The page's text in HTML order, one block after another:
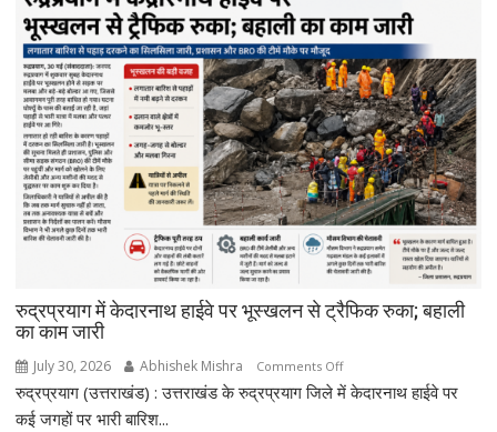
एफएम
का
शुभारंभ,
सीएम
धामी
बोले-
जनजागरूकता
का
सशक्त
माध्यम
बनेगा
रुद्रप्रयाग में केदारनाथ हाईवे पर भूस्खलन से ट्रैफिक रुका; बहाली
का काम जारी
July 30, 2026 Abhishek Mishra Comments Offon
रुद्रप्रयाग
रुद्रप्रयाग (उत्तराखंड) : उत्तराखंड के रुद्रप्रयाग जिले में केदारनाथ हाईवे पर
कई जगहों पर भारी बारिश...